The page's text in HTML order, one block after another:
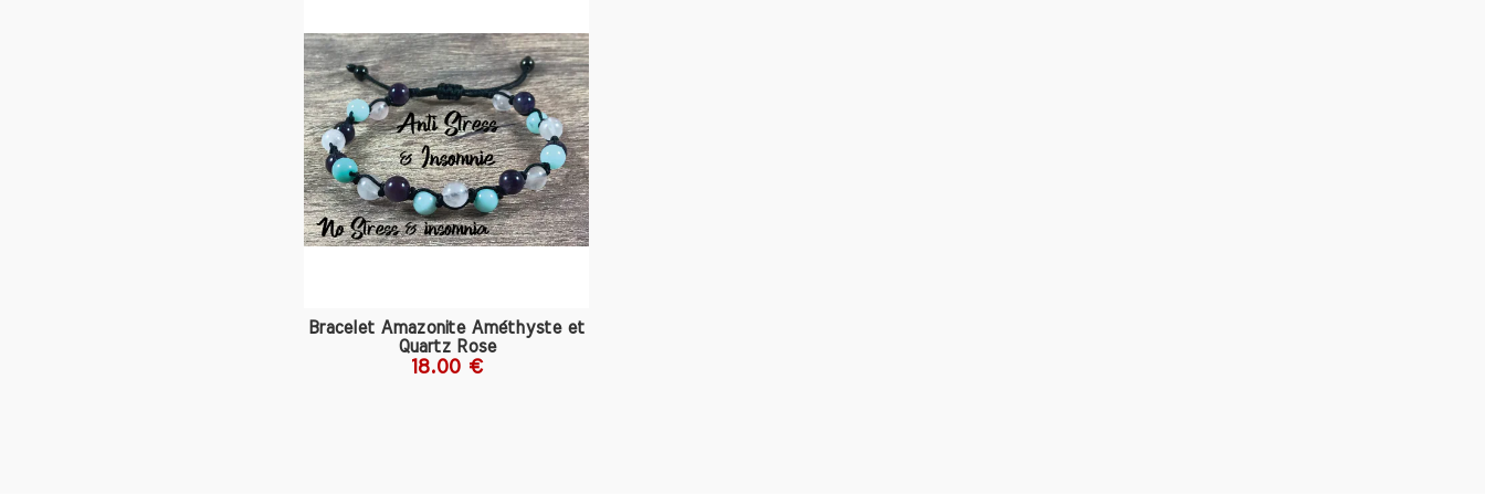
s’y intéressent. En somme, l’Amazonite n'est pas qu'une simple
pierre précieuse ; c'est un véritable symbole de paix intérieure et de
protection spirituelle. Pour ceux qui recherchent une connexion
profonde avec eux-mêmes et les énergies qui les entourent,
l’Amazonite est un choix incontournable.
Origine et Composition de l'Amazonite
L’Amazonite est une variété de microcline, un minéral appartenant
au groupe des feldspaths. Sa couleur caractéristique provient
principalement de la présence de cuivre et de plomb dans sa
le Colorado), au Brésil et en Inde.
La composition chimique de l'Amazonite est principalement formée
Bracelet Amazonite Améthyste et
Quartz Rose
18.00 €